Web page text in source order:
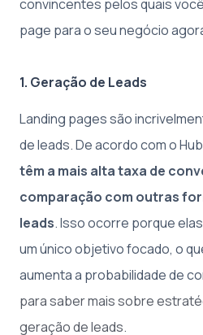
convincentes pelos quais
page para o seu negócio
1. Geração de Leads
Landing pages são
de leads. De acordo com o
têm a mais alta taxa de
comparação com outras
leads. Isso ocorre porque
um único objetivo focado, o
aumenta a probabilidade de
para saber mais sobre
geração de leads.